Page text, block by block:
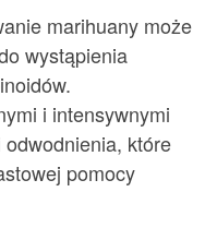
marihuany może
wystąpienia
i intensywnymi
które
pomocy